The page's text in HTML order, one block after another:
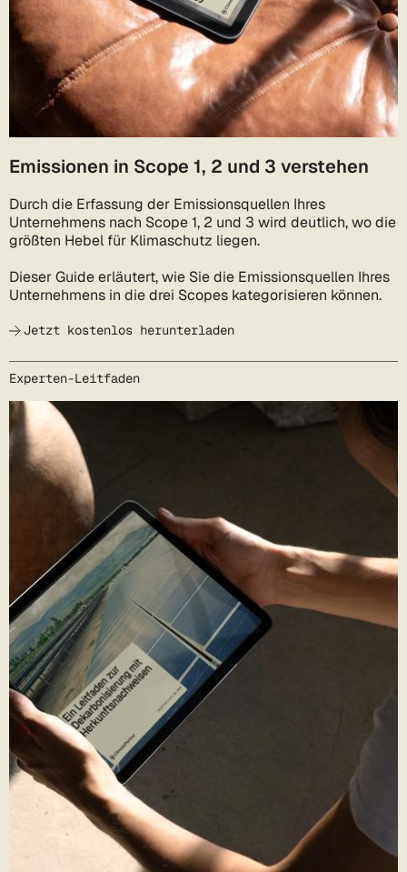
Emissionen in Scope 1, 2 und 3 verstehen
Durch die Erfassung der Emissionsquellen Ihres
Unternehmens nach Scope 1, 2 und 3 wird deutlich, wo die
größten Hebel für Klimaschutz liegen.
Dieser Guide erläutert, wie Sie die Emissionsquellen Ihres
Unternehmens in die drei Scopes kategorisieren können.
Jetzt kostenlos herunterladen
Experten-Leitfaden